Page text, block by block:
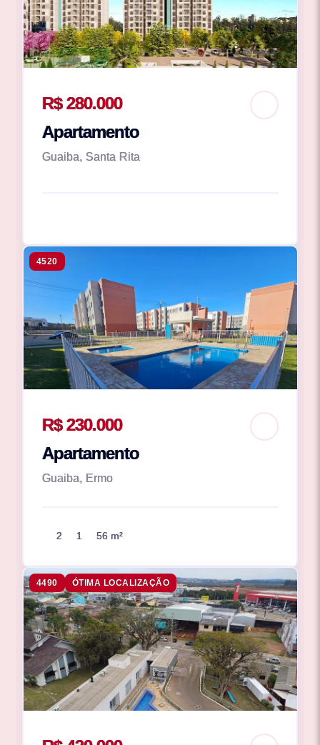
R$ 280.000
Apartamento
Guaiba, Santa Rita
4520
R$ 230.000
Apartamento
Guaiba, Ermo
2 1 56 m²
4490 ÓTIMA LOCALIZAÇÃO